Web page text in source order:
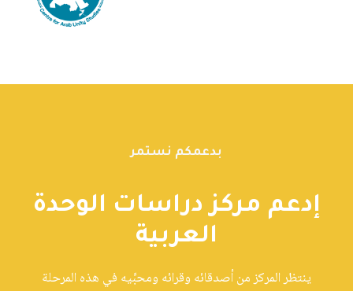
بدعمكم نستمر
إدعم مركز دراسات الوحدة
العربية
ينتظر المركز من أصدقائه وقرائه ومحبِّيه في هذه المرحلة